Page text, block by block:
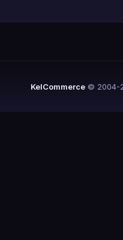
KelCommerce© 2004-